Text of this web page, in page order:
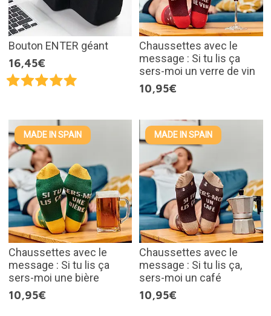
Bouton ENTER géant
16,45€
Chaussettes avec le
message : Si tu lis ça
sers-moi un verre de vin
10,95€
MADE IN SPAIN
Chaussettes avec le
message : Si tu lis ça
sers-moi une bière
10,95€
MADE IN SPAIN
Chaussettes avec le
message : Si tu lis ça,
sers-moi un café
10,95€